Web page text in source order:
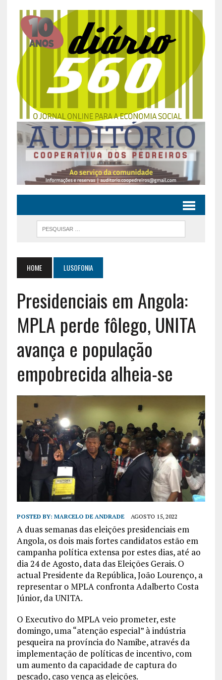
HOME LUSOFONIA
Presidenciais em Angola:
MPLA perde fôlego, UNITA
avança e população
empobrecida alheia-se
POSTED BY: MARCELO DE ANDRADE AGOSTO 15, 2022
A duas semanas das eleições presidenciais em
Angola, os dois mais fortes candidatos estão em
campanha política extensa por estes dias, até ao
dia 24 de Agosto, data das Eleições Gerais. O
actual Presidente da República, João Lourenço, a
representar o MPLA confronta Adalberto Costa
Júnior, da UNITA.
O Executivo do MPLA veio prometer, este
domingo, uma “atenção especial” à indústria
pesqueira na província do Namibe, através da
implementação de políticas de incentivo, com
um aumento da capacidade de captura do
pescado, caso vença as eleições.